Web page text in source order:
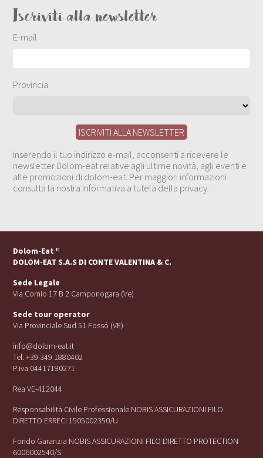
Iscriviti alla newsletter
E-mail
Provincia
Inserendo il tuo indirizzo e-mail, acconsenti a ricevere le
newsletter Dolom-eat relative agli ultime novità, agli eventi e
alle promozioni di dolom-eat. Per maggiori informazioni
consulta la nostra Informativa a tutela della privacy.
Dolom-Eat ®
DOLOM-EAT S.A.S DI CONTE VALENTINA & C.
Sede Legale
Via Cornio 17 B 2 Camponogara (Ve)
Sede tour operator
Via Provinciale Sud 51 Fossó (VE)
info@dolom-eat.it
Tel. +39 349 1880402
P.iva 04417190271
Rea VE-412044
Responsabilità Civile Professionale NOBIS ASSICURAZIONI FILO
DIRETTO ERRECI 1505002350/U
Fondo Garanzia NOBIS ASSICURAZIONI FILO DIRETTO PROTECTION
6006002540/S